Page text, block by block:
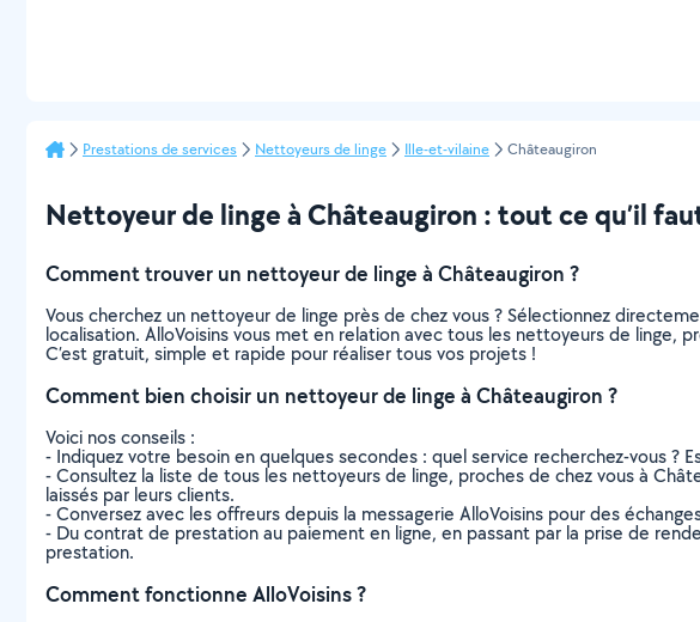
Prestations de services Nettoyeurs de linge Ille-et-vilaine Châteaugiron
Nettoyeur de linge à Châteaugiron : tout ce qu’il
Comment trouver un nettoyeur de linge à Châteaugiron ?
Vous cherchez un nettoyeur de linge près de chez vous ? Sélectionnez
localisation. AlloVoisins vous met en relation avec tous les nettoyeurs de
C’est gratuit, simple et rapide pour réaliser tous vos projets !
Comment bien choisir un nettoyeur de linge à Châteaugiron ?
Voici nos conseils :
- Indiquez votre besoin en quelques secondes : quel service recherchez-vous
- Consultez la liste de tous les nettoyeurs de linge, proches de chez vous à
laissés par leurs clients.
- Conversez avec les offreurs depuis la messagerie AlloVoisins pour des
- Du contrat de prestation au paiement en ligne, en passant par la prise de
prestation.
Comment fonctionne AlloVoisins ?